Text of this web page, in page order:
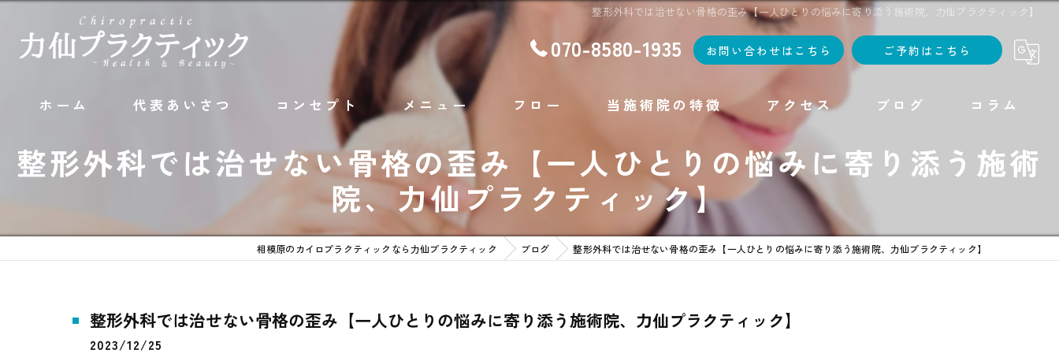
整形外科では治せない骨格の歪み【一人ひとりの悩みに寄り添う施術院、力仙プラクティック】
070-8580-1935 お問い合わせはこちら ご予約はこちら
ホーム 代表あいさつ コンセプト メニュー フロー 当施術院の特徴
腰痛
肩こり
不眠
アクセス ブログ コラム
整形外科では治せない骨格の歪み【一人ひとりの悩みに寄り添う施術
院、力仙プラクティック】
相模原のカイロプラクティックなら力仙プラクティック ブログ 整形外科では治せない骨格の歪み【一人ひとりの悩みに寄り添う施術院、力仙プラクティック】
整形外科では治せない骨格の歪み【一人ひとりの悩みに寄り添う施術院、力仙プラクティック】
2023/12/25